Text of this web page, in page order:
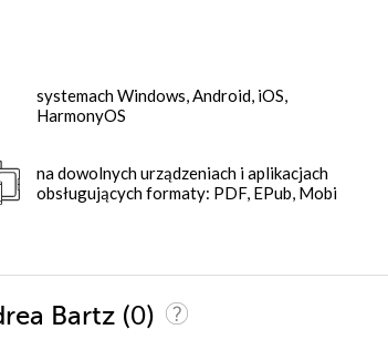
systemach Windows, Android, iOS,
HarmonyOS
na dowolnych urządzeniach i aplikacjach
obsługujących formaty: PDF, EPub, Mobi
Bartz (0)